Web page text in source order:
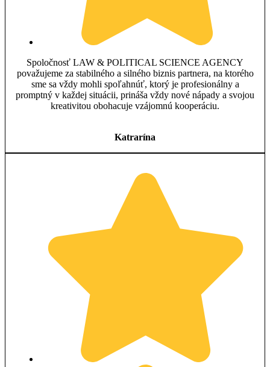
Spoločnosť LAW & POLITICAL SCIENCE AGENCY
považujeme za stabilného a silného biznis partnera, na ktorého
sme sa vždy mohli spoľahnúť, ktorý je profesionálny a
promptný v každej situácii, prináša vždy nové nápady a svojou
kreativitou obohacuje vzájomnú kooperáciu.
Katrarína